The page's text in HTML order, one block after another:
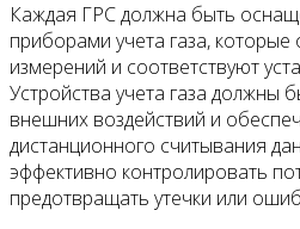
Каждая ГРС должна быть
приборами учета газа,
измерений и соответствуют
Устройства учета газа должны
внешних воздействий и
дистанционного считывания
эффективно контролировать
предотвращать утечки или